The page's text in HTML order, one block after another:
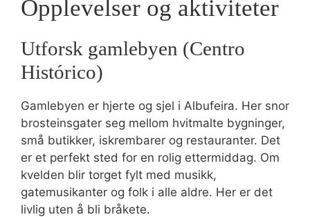
Opplevelser og aktiviteter
Utforsk gamlebyen (Centro
Histórico)
Gamlebyen er hjerte og sjel i Albufeira. Her snor
brosteinsgater seg mellom hvitmalte bygninger,
små butikker, iskrembarer og restauranter. Det
er et perfekt sted for en rolig ettermiddag. Om
kvelden blir torget fylt med musikk,
gatemusikanter og folk i alle aldre. Her er det
livlig uten å bli bråkete.